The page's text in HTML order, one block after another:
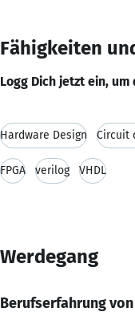
Fähigkeiten
Logg Dich jetzt ein,
Hardware Design Circuit
FPGA verilog VHDL
Werdegang
Berufserfahrung